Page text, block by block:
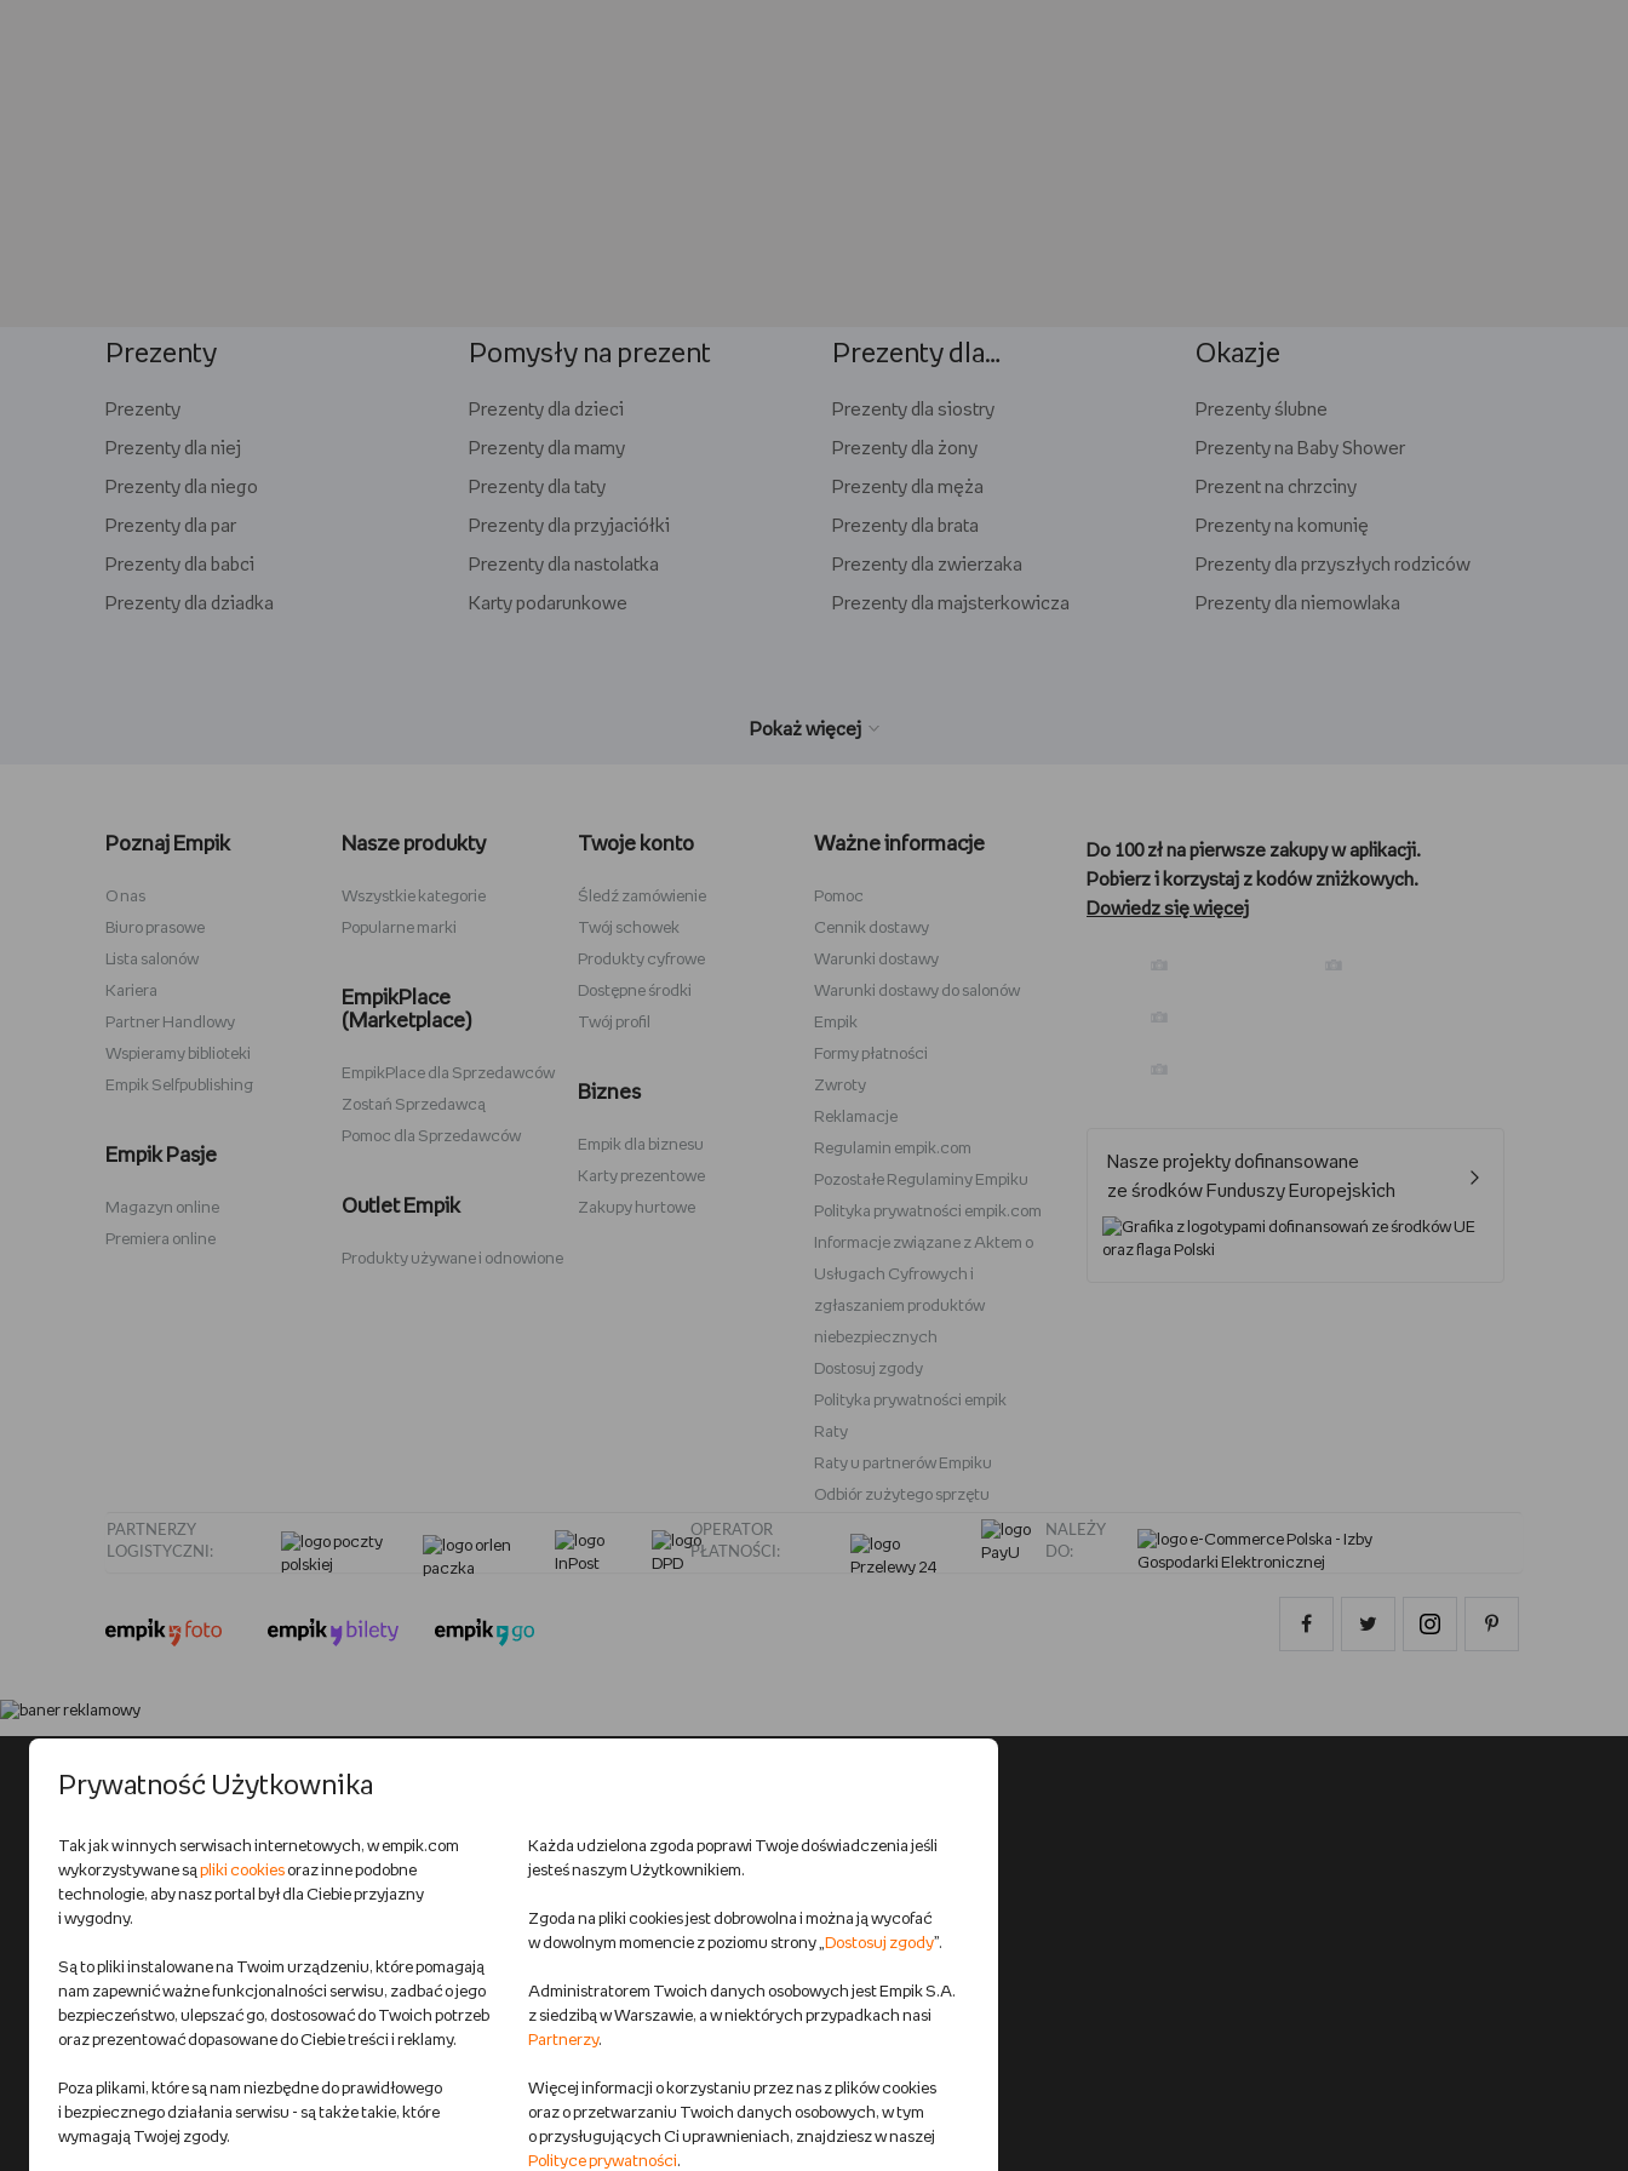
Prezenty
Prezenty
Prezenty dla niej
Prezenty dla niego
Prezenty dla par
Prezenty dla babci
Prezenty dla dziadka
Pomysły na prezent
Prezenty dla dzieci
Prezenty dla mamy
Prezenty dla taty
Prezenty dla przyjaciółki
Prezenty dla nastolatka
Karty podarunkowe
Prezenty dla…
Prezenty dla siostry
Prezenty dla żony
Prezenty dla męża
Prezenty dla brata
Prezenty dla zwierzaka
Prezenty dla majsterkowicza
Okazje
Prezenty ślubne
Prezenty na Baby Shower
Prezent na chrzciny
Prezenty na komunię
Prezenty dla przyszłych rodziców
Prezenty dla niemowlaka
Karta podarunkowa Steam
Lampki do czytania
Antyramy
Tablety dla dzieci
Zestawy do szkicowania
Star Wars
Władca Pierścieni
Prezenty dla kibica
Prezenty dla biegacza
Zabawki Psi Patrol
Sodastream
Victoria's Secret
Under Armour
Baby Bjorn
Oral-B iO
Play-Doh
Jak oglądać Marvela?
Jak grać w UNO?
Kalendarz świąt nietypowych
Poznaj Empik
O nas
Biuro prasowe
Lista salonów
Kariera
Partner Handlowy
Wspieramy biblioteki
Empik Selfpublishing
Empik Pasje
Magazyn online
Premiera online
Nasze produkty
Wszystkie kategorie
Popularne marki
EmpikPlace
(Marketplace)
EmpikPlace dla Sprzedawców
Zostań Sprzedawcą
Pomoc dla Sprzedawców
Outlet Empik
Produkty używane i odnowione
Twoje konto
Śledź zamówienie
Twój schowek
Produkty cyfrowe
Dostępne środki
Twój profil
Biznes
Empik dla biznesu
Karty prezentowe
Zakupy hurtowe
Ważne informacje
Pomoc
Cennik dostawy
Warunki dostawy
Warunki dostawy do salonów
Empik
Formy płatności
Zwroty
Reklamacje
Regulamin empik.com
Pozostałe Regulaminy Empiku
Polityka prywatności empik.com
Informacje związane z Aktem o
Usługach Cyfrowych i
zgłaszaniem produktów
niebezpiecznych
Dostosuj zgody
Polityka prywatności empik
Raty
Raty u partnerów Empiku
Odbiór zużytego sprzętu
Do 100 zł na pierwsze zakupy w aplikacji.
Pobierz i korzystaj z kodów zniżkowych.
Dowiedz się więcej
Nasze projekty dofinansowane
ze środków Funduszy Europejskich
PARTNERZY
LOGISTYCZNI:
OPERATOR
PŁATNOŚCI:
NALEŻY
DO:
Prywatność Użytkownika
Tak jak w innych serwisach internetowych, w empik.com
wykorzystywane sąpliki cookiesoraz inne podobne
technologie, aby nasz portal był dla Ciebie przyjazny
i wygodny.
Są to pliki instalowane na Twoim urządzeniu, które pomagają
nam zapewnić ważne funkcjonalności serwisu, zadbać o jego
bezpieczeństwo, ulepszać go, dostosować do Twoich potrzeb
oraz prezentować dopasowane do Ciebie treści i reklamy.
Poza plikami, które są nam niezbędne do prawidłowego
i bezpiecznego działania serwisu - są także takie, które
wymagają Twojej zgody.
Każda udzielona zgoda poprawi Twoje doświadczenia jeśli
jesteś naszym Użytkownikiem.
Zgoda na pliki cookies jest dobrowolna i można ją wycofać
w dowolnym momencie z poziomu strony „ Dostosuj zgody”.
Administratorem Twoich danych osobowych jest Empik S.A.
z siedzibą w Warszawie, a w niektórych przypadkach nasi
Partnerzy.
Więcej informacji o korzystaniu przez nas z plików cookies
oraz o przetwarzaniu Twoich danych osobowych, w tym
o przysługujących Ci uprawnieniach, znajdziesz w naszej
Polityce prywatności.